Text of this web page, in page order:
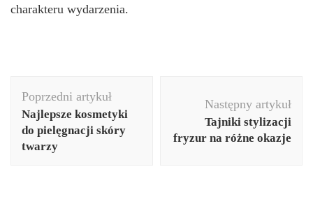
charakteru wydarzenia.
wpisu
Poprzedni artykuł
Najlepsze kosmetyki
do pielęgnacji skóry
twarzy
Następny artykuł
Tajniki stylizacji
fryzur na różne okazje